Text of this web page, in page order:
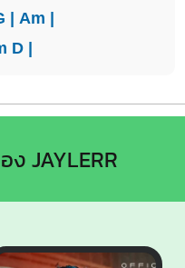
| Am |
D|
JAYLERR